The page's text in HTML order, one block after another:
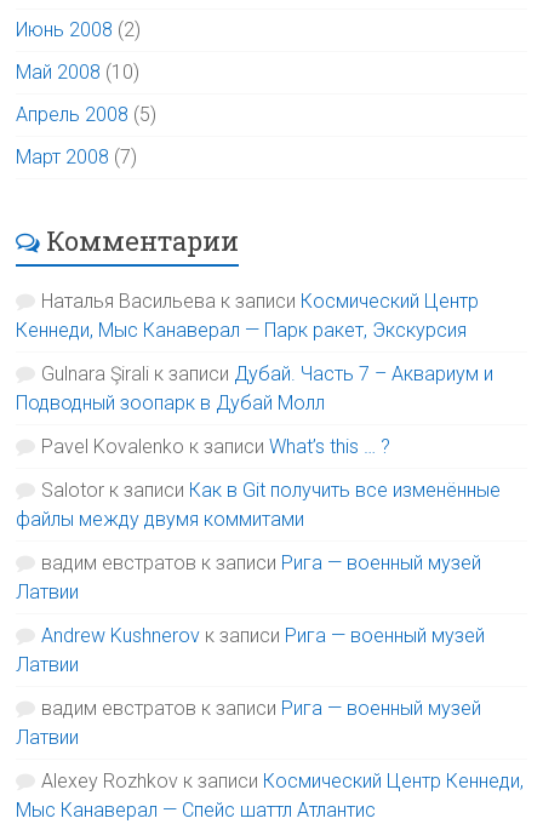
Июнь 2008 (2)
Май 2008 (10)
Апрель 2008 (5)
Март 2008 (7)
Комментарии
Наталья Васильева к записи Космический Центр
Кеннеди, Мыс Канаверал — Парк ракет, Экскурсия
Gulnara Şirali к записи Дубай. Часть 7 – Аквариум и
Подводный зоопарк в Дубай Молл
Pavel Kovalenko к записиWhat’s this … ?
Salotor к записи Как в Git получить все изменённые
файлы между двумя коммитами
вадим евстратов к записи Рига — военный музей
Латвии
Andrew Kushnerov к записи Рига — военный музей
Латвии
вадим евстратов к записи Рига — военный музей
Латвии
Alexey Rozhkov к записи Космический Центр Кеннеди,
Мыс Канаверал — Спейс шаттл Атлантис